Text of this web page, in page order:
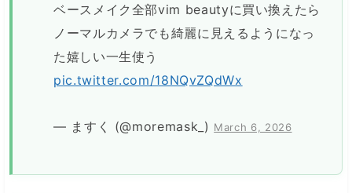
ベースメイク全部vim beautyに買い換えたら
ノーマルカメラでも綺麗に見えるようになっ
た嬉しい一生使う
pic.twitter.com/18NQvZQdWx
— ますく (@moremask_) March 6, 2026